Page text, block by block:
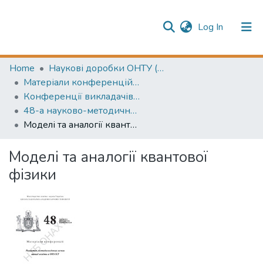
Log In (current)
Communities & Collections
All of Repository
Publication information
Home
Наукові доробки ОНТУ (ONUT scientific researches)
Матеріали конференцій (Conference materials)
Конференції викладачів (Lecturers` conferences)
48-а науково-методична конференція: Розвиток методологічних основ вищої освіти в ОНАХТ (Development of methodological basics of higher education in ONAFT)
Моделі та аналогії квантової фізики
Моделі та аналогії квантової
фізики